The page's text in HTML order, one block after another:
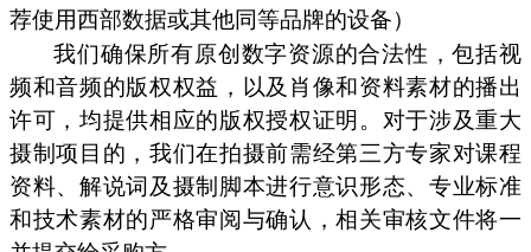
荐使用西部数据或其他同等品牌的设备）
我们确保所有原创数字资源的合法性，包括视
频和音频的版权权益，以及肖像和资料素材的播出
许可，均提供相应的版权授权证明。对于涉及重大
摄制项目的，我们在拍摄前需经第三方专家对课程
资料、解说词及摄制脚本进行意识形态、专业标准
和技术素材的严格审阅与确认，相关审核文件将一